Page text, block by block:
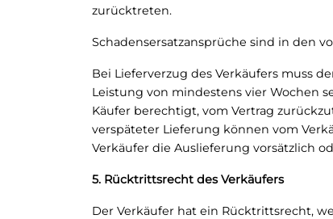
zurücktreten.
Schadensersatzansprüche sind in den
Bei Lieferverzug des Verkäufers muss
Leistung von mindestens vier Wochen
Käufer berechtigt, vom Vertrag
verspäteter Lieferung können vom
Verkäufer die Auslieferung vorsätzlich
5. Rücktrittsrecht des Verkäufers
Der Verkäufer hat ein Rücktrittsrecht,